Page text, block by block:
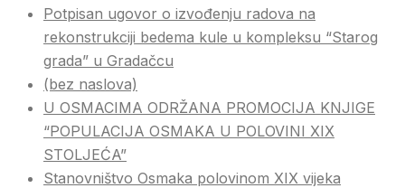
Potpisan ugovor o izvođenju radova na
rekonstrukciji bedema kule u kompleksu “Starog
grada” u Gradačcu
(bez naslova)
U OSMACIMA ODRŽANA PROMOCIJA KNJIGE
“POPULACIJA OSMAKA U POLOVINI XIX
STOLJEĆA”
Stanovništvo Osmaka polovinom XIX vijeka